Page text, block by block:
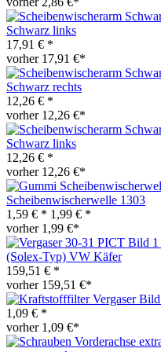
Schwarz links
17,91 € *
vorher 17,91 €*
Schwarz rechts
12,26 € *
vorher 12,26 €*
Schwarz links
12,26 € *
vorher 12,26 €*
Scheibenwischerwelle 1303
1,59 € * 1,99 € *
vorher 1,99 €*
(Solex-Typ) VW Käfer
159,51 € *
vorher 159,51 €*
1,09 € *
vorher 1,09 €*